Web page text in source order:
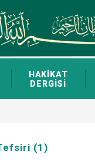
HAKİKAT
DERGİSİ
(1)